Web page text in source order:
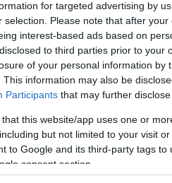
for targeted advertising by
selection. Please note that after
interest-based ads based on
to third parties prior to your
of your personal information by
This information may also be
Participants that may further
that this website/app uses one or
but not limited to your visit
to Google and its third-party tags
consent section.